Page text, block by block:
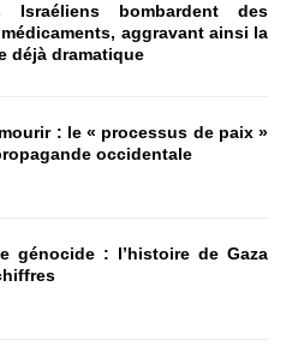
bombardent des
aggravant ainsi la
déjà dramatique
: le « processus de paix »
occidentale
génocide : l’histoire de Gaza